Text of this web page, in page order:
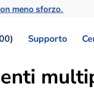
meno sforzo.
Supporto